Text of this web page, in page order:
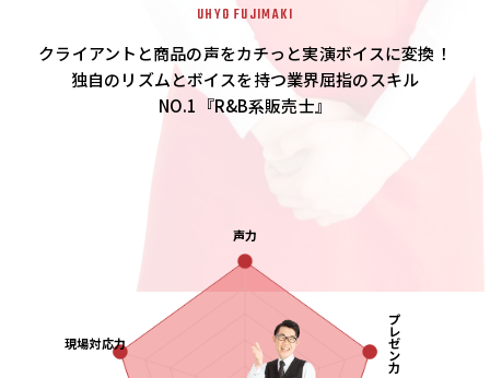
UHYO FUJIMAKI
クライアントと商品の声をカチっと実演ボイスに変換！
独自のリズムとボイスを持つ業界屈指のスキル
NO.1『R&B系販売士』
声力
プ
レ
ゼ
ン
力
現場対応力